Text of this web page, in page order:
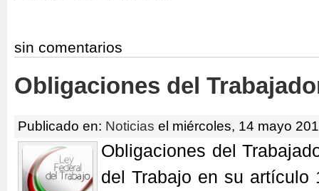
sin comentarios
Obligaciones del
Publicado en: Noticias el miércoles, 14 mayo
Obligaciones del
del Trabajo en su artículo